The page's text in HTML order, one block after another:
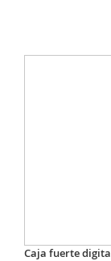
Caja fuerte